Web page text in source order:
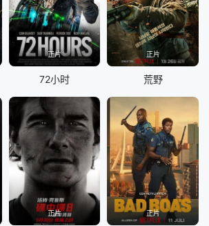
正片
72小时
正片
荒野
正片 正片